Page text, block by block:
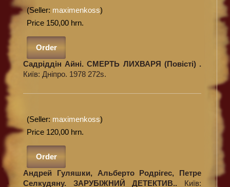
(Seller: maximenkoss)
Price 150,00 hrn.
Order
Садріддін Айні. СМЕРТЬ ЛИХВАРЯ (Повісті) .
Київ: Дніпро. 1978 272s.
(Seller: maximenkoss)
Price 120,00 hrn.
Order
Андрей Гуляшки, Альберто Родрігес, Петре
Селкудяну. ЗАРУБІЖНИЙ ДЕТЕКТИВ.. Київ: